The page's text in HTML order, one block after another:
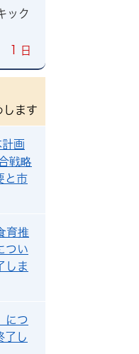
ック
1 日
します
画
戦略
と市
育推
つい
しま
につ
了し